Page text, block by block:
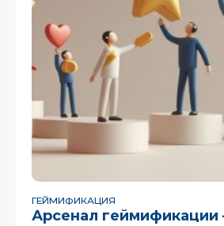
ГЕЙМИФИКАЦИЯ
Арсенал геймификации